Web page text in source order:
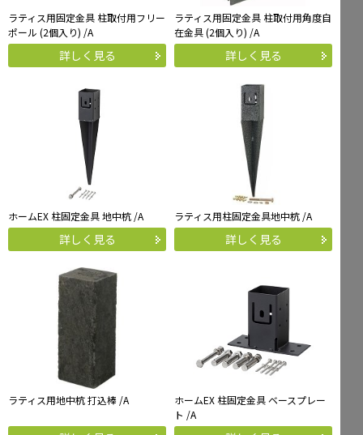
ラティス用固定金具 柱取付用フリー
ポール (2個入り) /A
詳しく見る
ラティス用固定金具 柱取付用角度自
在金具 (2個入り) /A
詳しく見る
ホームEX 柱固定金具 地中杭 /A
詳しく見る
ラティス用柱固定金具地中杭 /A
詳しく見る
ラティス用地中杭 打込棒 /A
ホームEX 柱固定金具 ベースプレー
ト /A